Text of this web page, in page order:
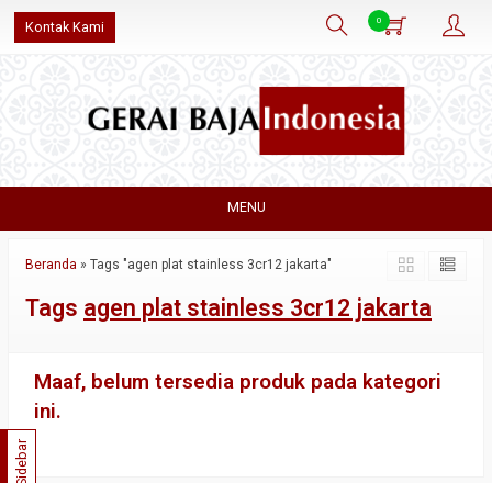
Kontak Kami 0
MENU
Beranda » Tags "agen plat stainless 3cr12 jakarta"
Tags agen plat stainless 3cr12 jakarta
Maaf, belum tersedia produk pada kategori
ini.
Sidebar